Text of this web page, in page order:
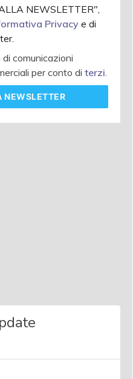
NEWSLETTER",
Privacye di
comunicazioni
per conto di terzi
NEWSLETTER